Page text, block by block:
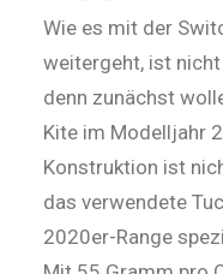
Wie es mit der
weitergeht, ist
denn zunächst
Kite im Modelljahr
Konstruktion ist
das verwendete
2020er-Range